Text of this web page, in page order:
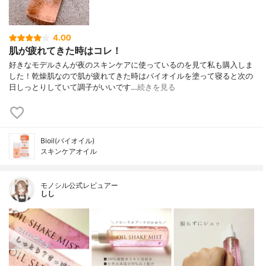
4.00
肌が疲れてきた時はコレ！
好きなモデルさんが夜のスキンケアに使っているのを見て私も購入しま
した！乾燥肌なので肌が疲れてきた時はバイオイルを塗って寝ると次の
日しっとりしていて調子がいいです…続きを見る
Bioil(バイオイル)
スキンケアオイル
モノシル公式レビュアー
しし